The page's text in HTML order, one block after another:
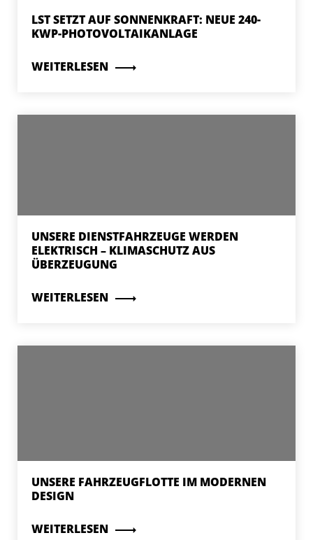
LST SETZT AUF SONNENKRAFT: NEUE 240-
KWP-PHOTOVOLTAIKANLAGE
WEITERLESEN
UNSERE DIENSTFAHRZEUGE WERDEN
ELEKTRISCH – KLIMASCHUTZ AUS
ÜBERZEUGUNG
WEITERLESEN
UNSERE FAHRZEUGFLOTTE IM MODERNEN
DESIGN
WEITERLESEN